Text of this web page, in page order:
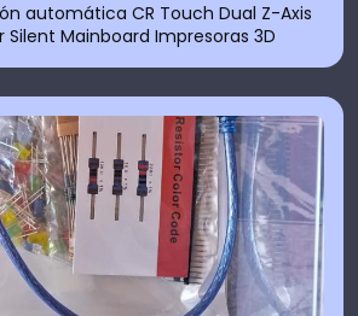
automática CR Touch Dual Z-Axis
Silent Mainboard Impresoras 3D